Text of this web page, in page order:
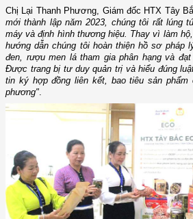
Chị Lại Thanh Phương, Giám đốc HTX Tây
mới thành lập năm 2023, chúng tôi rất lúng
máy và định hình thương hiệu. Thay vì làm
hướng dẫn chúng tôi hoàn thiện hồ sơ pháp
đen, rượu men lá tham gia phân hạng và
Được trang bị tư duy quản trị và hiểu đúng
tin ký hợp đồng liên kết, bao tiêu sản phẩm
phương".